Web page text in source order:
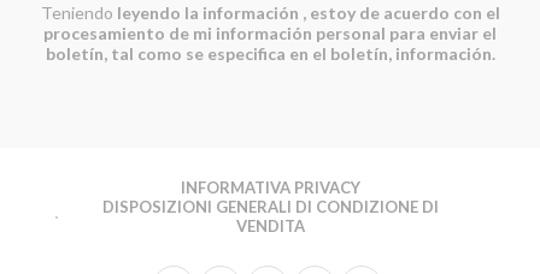
Teniendo leyendo la información , estoy de acuerdo con el
procesamiento de mi información personal para enviar el
boletín, tal como se especifica en el boletín, información.
INFORMATIVA PRIVACY
DISPOSIZIONI GENERALI DI CONDIZIONE DI
VENDITA